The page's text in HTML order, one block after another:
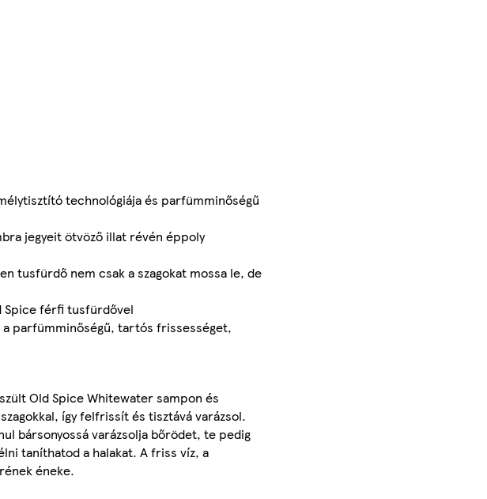
mélytisztító technológiája és parfümminőségű
jegyeit ötvöző illat révén éppoly
tusfürdő nem csak a szagokat mossa le, de
Spice férfi tusfürdővel
a parfümminőségű, tartós frissességet,
Old Spice Whitewater sampon és
így felfrissít és tisztává varázsol.
bársonyossá varázsolja bőrödet, te pedig
taníthatod a halakat. A friss víz, a
éneke.